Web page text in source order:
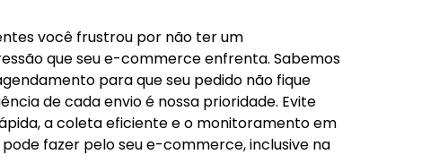
você frustrou por não ter um
que seu e-commerce enfrenta. Sabemos
para que seu pedido não fique
de cada envio é nossa prioridade. Evite
a coleta eficiente e o monitoramento em
fazer pelo seu e-commerce, inclusive na